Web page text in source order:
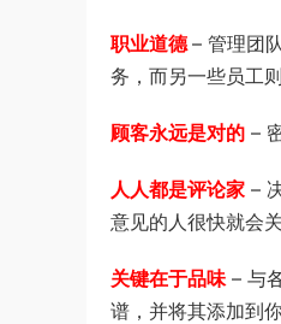
职业道德– 管理团
务，而另一些员工
顾客永远是对的 –
人人都是评论家 –
意见的人很快就会
关键在于品味– 与
谱，并将其添加到